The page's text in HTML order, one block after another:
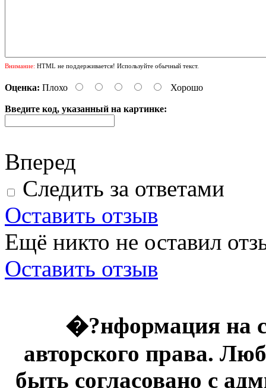
Внимание: HTML не поддерживается! Используйте обычный текст.
Оценка: Плохо Хорошо
Введите код, указанный на картинке:
Вперед
Следить за ответами
Оставить отзыв
Ещё никто не оставил
Оставить отзыв
�?нформация на
авторского права.
быть согласовано с